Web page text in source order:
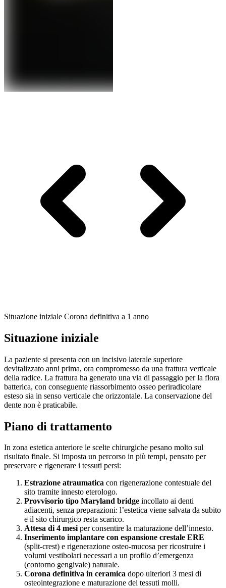
Paziente
Iscriviti
Ho letto l' informativa privacy
e acconsento al trattamento
dei dati per ricevere la newsletter.
Situazione iniziale Corona definitiva a 1 anno
Situazione iniziale
La paziente si presenta con un incisivo laterale superiore
devitalizzato anni prima, ora compromesso da una frattura verticale
della radice. La frattura ha generato una via di passaggio per la flora
batterica, con conseguente riassorbimento osseo periradicolare
esteso sia in senso verticale che orizzontale. La conservazione del
dente non è praticabile.
Piano di trattamento
In zona estetica anteriore le scelte chirurgiche pesano molto sul
risultato finale. Si imposta un percorso in più tempi, pensato per
preservare e rigenerare i tessuti persi:
Estrazione atraumatica con rigenerazione contestuale del
sito tramite innesto eterologo.
Provvisorio tipo Maryland bridge incollato ai denti
adiacenti, senza preparazioni: l’estetica viene salvata da subito
e il sito chirurgico resta scarico.
Attesa di 4 mesiper consentire la maturazione dell’innesto.
Inserimento implantare con espansione crestale ERE
(split-crest) e rigenerazione osteo-mucosa per ricostruire i
volumi vestibolari necessari a un profilo d’emergenza
(contorno gengivale) naturale.
Corona definitiva in ceramica dopo ulteriori 3 mesi di
osteointegrazione e maturazione dei tessuti molli.